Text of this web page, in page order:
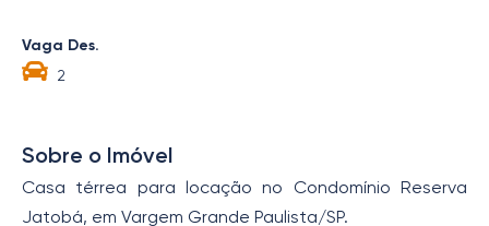
Vaga Des.
2
Sobre o Imóvel
Casa térrea para locação no Condomínio Reserva
Jatobá, em Vargem Grande Paulista/SP.